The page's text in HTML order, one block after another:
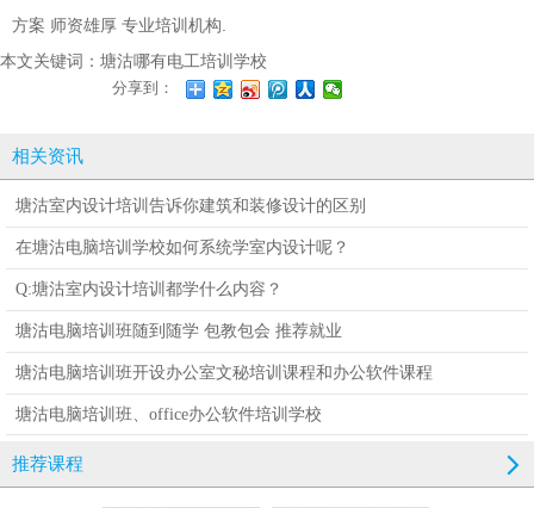
方案 师资雄厚 专业培训机构.
本文关键词： 塘沽哪有电工培训学校
分享到：
相关资讯
塘沽室内设计培训告诉你建筑和装修设计的区别
在塘沽电脑培训学校如何系统学室内设计呢？
Q:塘沽室内设计培训都学什么内容？
塘沽电脑培训班随到随学 包教包会 推荐就业
塘沽电脑培训班开设办公室文秘培训课程和办公软件课程
塘沽电脑培训班、office办公软件培训学校
推荐课程